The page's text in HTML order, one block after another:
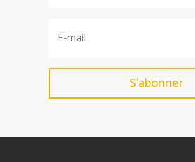
S'abonner